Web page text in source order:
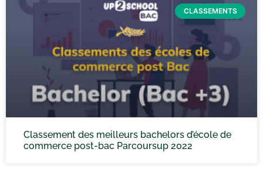
CLASSEMENTS
Classement des meilleurs bachelors d’école de
commerce post-bac Parcoursup 2022